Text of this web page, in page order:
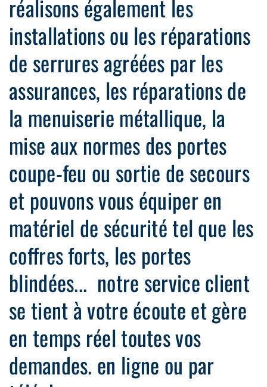
réalisons également les
installations ou les réparations
de serrures agréées par les
assurances, les réparations de
la menuiserie métallique, la
mise aux normes des portes
coupe-feu ou sortie de secours
et pouvons vous équiper en
matériel de sécurité tel que les
coffres forts, les portes
blindées... notre service client
se tient à votre écoute et gère
en temps réel toutes vos
demandes. en ligne ou par